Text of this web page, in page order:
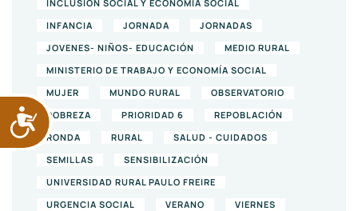
ACCESIBILIDAD
INCLUSIÓN SOCIAL Y ECONOMÍA SOCIAL
INFANCIA
JORNADA
JORNADAS
JOVENES- NIÑOS- EDUCACIÓN
MEDIO RURAL
MINISTERIO DE TRABAJO Y ECONOMÍA SOCIAL
MUJER
MUNDO RURAL
OBSERVATORIO
POBREZA
PRIORIDAD 6
REPOBLACIÓN
RONDA
RURAL
SALUD - CUIDADOS
SEMILLAS
SENSIBILIZACIÓN
UNIVERSIDAD RURAL PAULO FREIRE
URGENCIA SOCIAL
VERANO VIERNES